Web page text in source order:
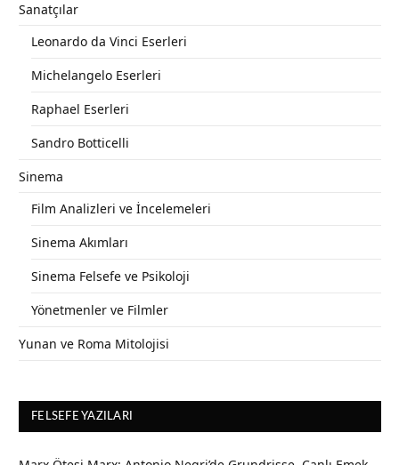
Sanatçılar
Leonardo da Vinci Eserleri
Michelangelo Eserleri
Raphael Eserleri
Sandro Botticelli
Sinema
Film Analizleri ve İncelemeleri
Sinema Akımları
Sinema Felsefe ve Psikoloji
Yönetmenler ve Filmler
Yunan ve Roma Mitolojisi
FELSEFE YAZILARI